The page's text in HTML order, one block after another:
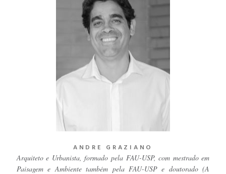
ANDRE GRAZIANO
Arquiteto e Urbanista, formado pela FAU-USP, com mestrado em
Paisagem e Ambiente também pela FAU-USP e doutorado (A